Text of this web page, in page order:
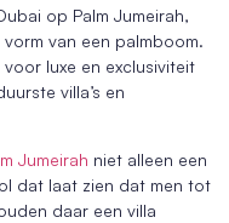
op Palm Jumeirah,
van een palmboom.
luxe en exclusiviteit
villa’s en
Jumeirah niet alleen een
dat laat zien dat men tot
daar een villa